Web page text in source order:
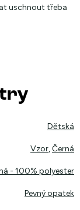
uschnout třeba
Dětská
Vzor,Černá
- 100% polyester
Pevný opatek